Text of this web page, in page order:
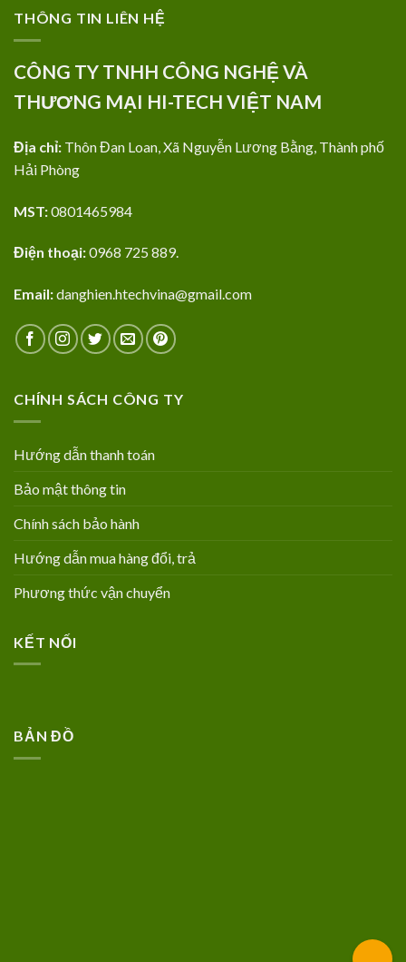
THÔNG TIN LIÊN HỆ
CÔNG TY TNHH CÔNG NGHỆ VÀ
THƯƠNG MẠI HI-TECH VIỆT NAM
Địa chỉ: Thôn Đan Loan, Xã Nguyễn Lương Bằng, Thành phố
Hải Phòng
MST:0801465984
Điện thoại:0968 725 889.
Email:danghien.htechvina@gmail.com
CHÍNH SÁCH CÔNG TY
Hướng dẫn thanh toán
Bảo mật thông tin
Chính sách bảo hành
Hướng dẫn mua hàng đổi, trả
Phương thức vận chuyển
KẾT NỐI
BẢN ĐỒ